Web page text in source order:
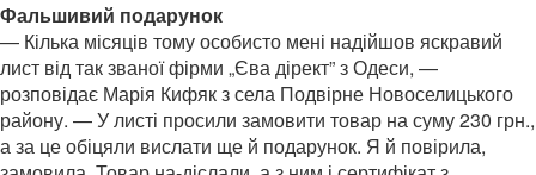
Фальшивий подарунок
— Кілька місяців тому особисто мені надійшов яскравий
лист від так званої фірми „Єва дірект” з Одеси, —
розповідає Марія Кифяк з села Подвірне Новоселицького
району. — У листі просили замовити товар на суму 230 грн.,
а за це обіцяли вислати ще й подарунок. Я й повірила,